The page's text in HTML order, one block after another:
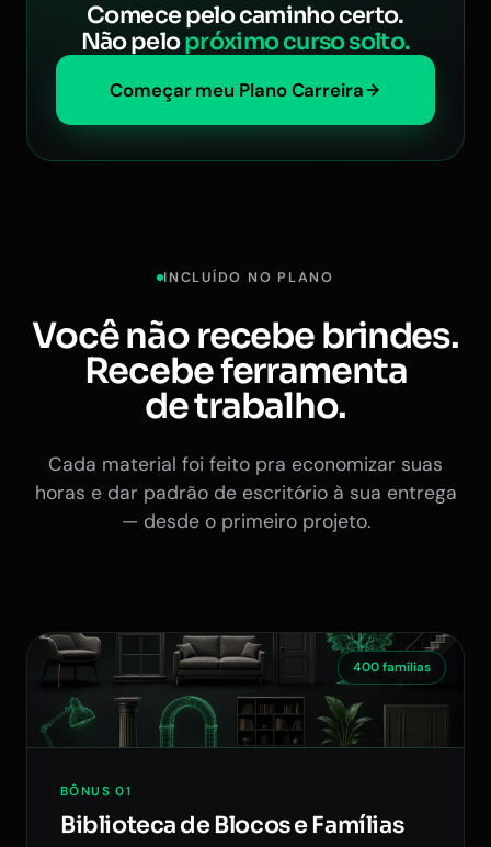
Comece pelo caminho certo.
Não pelopróximo curso solto.
Começar meu Plano Carreira
INCLUÍDO NO PLANO
Você não recebe brindes.
Recebe ferramenta
de trabalho.
Cada material foi feito pra economizar suas
horas e dar padrão de escritório à sua entrega
— desde o primeiro projeto.
400 famílias
BÔNUS 01
Biblioteca de Blocos e Famílias